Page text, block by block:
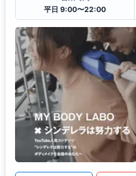
平日 9:00〜22:00